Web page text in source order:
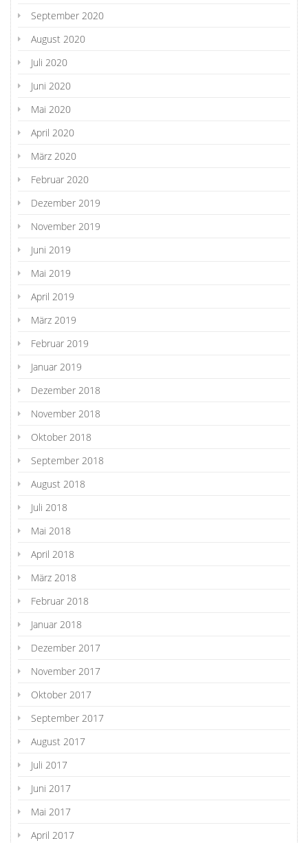
September 2020
August 2020
Juli 2020
Juni 2020
Mai 2020
April 2020
März 2020
Februar 2020
Dezember 2019
November 2019
Juni 2019
Mai 2019
April 2019
März 2019
Februar 2019
Januar 2019
Dezember 2018
November 2018
Oktober 2018
September 2018
August 2018
Juli 2018
Mai 2018
April 2018
März 2018
Februar 2018
Januar 2018
Dezember 2017
November 2017
Oktober 2017
September 2017
August 2017
Juli 2017
Juni 2017
Mai 2017
April 2017